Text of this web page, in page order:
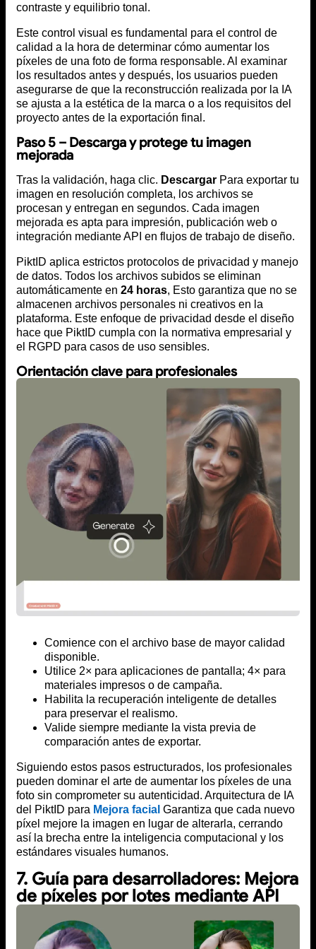
contraste y equilibrio tonal.
Este control visual es fundamental para el control de
calidad a la hora de determinar cómo aumentar los
píxeles de una foto de forma responsable. Al examinar
los resultados antes y después, los usuarios pueden
asegurarse de que la reconstrucción realizada por la IA
se ajusta a la estética de la marca o a los requisitos del
proyecto antes de la exportación final.
Paso 5 – Descarga y protege tu imagen
mejorada
Tras la validación, haga clic. Descargar Para exportar tu
imagen en resolución completa, los archivos se
procesan y entregan en segundos. Cada imagen
mejorada es apta para impresión, publicación web o
integración mediante API en flujos de trabajo de diseño.
PiktID aplica estrictos protocolos de privacidad y manejo
de datos. Todos los archivos subidos se eliminan
automáticamente en 24 horas, Esto garantiza que no se
almacenen archivos personales ni creativos en la
plataforma. Este enfoque de privacidad desde el diseño
hace que PiktID cumpla con la normativa empresarial y
el RGPD para casos de uso sensibles.
Orientación clave para profesionales
Comience con el archivo base de mayor calidad
disponible.
Utilice 2× para aplicaciones de pantalla; 4× para
materiales impresos o de campaña.
Habilita la recuperación inteligente de detalles
para preservar el realismo.
Valide siempre mediante la vista previa de
comparación antes de exportar.
Siguiendo estos pasos estructurados, los profesionales
pueden dominar el arte de aumentar los píxeles de una
foto sin comprometer su autenticidad. Arquitectura de IA
del PiktID para Mejora facial Garantiza que cada nuevo
píxel mejore la imagen en lugar de alterarla, cerrando
así la brecha entre la inteligencia computacional y los
estándares visuales humanos.
7. Guía para desarrolladores: Mejora
de píxeles por lotes mediante API